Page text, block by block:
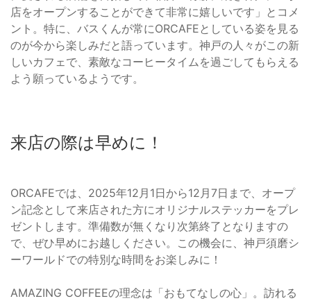
店をオープンすることができて非常に嬉しいです」とコメ
ント。特に、バスくんが常にORCAFEとしている姿を見る
のが今から楽しみだと語っています。神戸の人々がこの新
しいカフェで、素敵なコーヒータイムを過ごしてもらえる
よう願っているようです。
来店の際は早めに！
ORCAFEでは、2025年12月1日から12月7日まで、オープ
ン記念として来店された方にオリジナルステッカーをプレ
ゼントします。準備数が無くなり次第終了となりますの
で、ぜひ早めにお越しください。この機会に、神戸須磨シ
ーワールドでの特別な時間をお楽しみに！
AMAZING COFFEEの理念は「おもてなしの心」。訪れる